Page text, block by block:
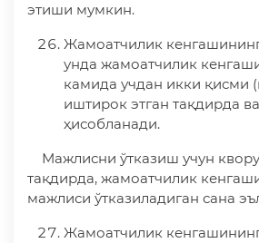
этиши мумкин.
Жамоатчилик
унда жамоатчилик
камида учдан икки қисми
иштирок этган тақдирда
ҳисобланади.
Мажлисни ўтказиш учун
тақдирда, жамоатчилик
мажлиси ўтказиладиган сана
Жамоатчилик